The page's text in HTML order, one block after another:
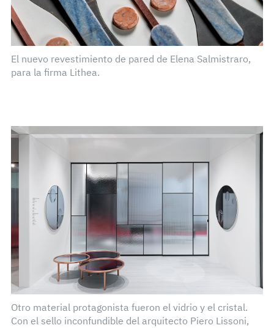
El nuevo revestimiento de pared de Elena Salmistraro,
para la firma Lithea.
Otro material protagonista fueron el vidrio y el cristal.
Con el sello inconfundible del arquitecto Piero Lissoni,